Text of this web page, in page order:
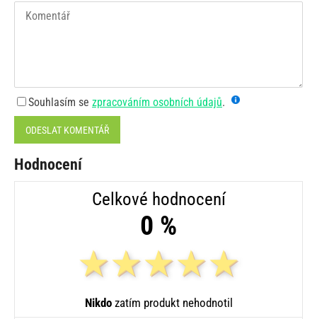
Souhlasím se zpracováním osobních údajů.
ODESLAT KOMENTÁŘ
Hodnocení
Celkové hodnocení
0 %
Nikdozatím produkt nehodnotil